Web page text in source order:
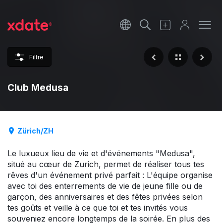
Filtre
Club Medusa
Zürich/ZH
Le luxueux lieu de vie et d'événements "Medusa",
situé au cœur de Zurich, permet de réaliser tous tes
rêves d'un événement privé parfait : L'équipe organise
avec toi des enterrements de vie de jeune fille ou de
garçon, des anniversaires et des fêtes privées selon
tes goûts et veille à ce que toi et tes invités vous
souveniez encore longtemps de la soirée. En plus des